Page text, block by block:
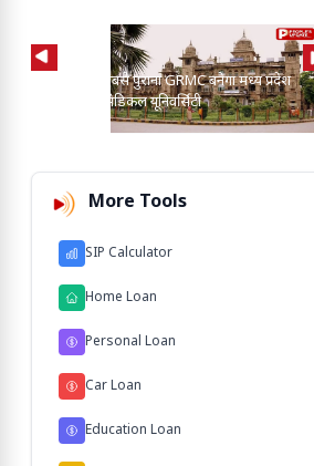
प्रदेश का सबसे पुराना GRMC बनेगा मध्य प्रदेश
की पहली मेडिकल यूनिवर्सिटी
More Tools
SIP Calculator
Home Loan
Personal Loan
Car Loan
Education Loan